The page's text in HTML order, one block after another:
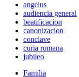
angelus
audiencia general
beatificacion
canonizacion
conclave
curia romana
jubileo
Familia